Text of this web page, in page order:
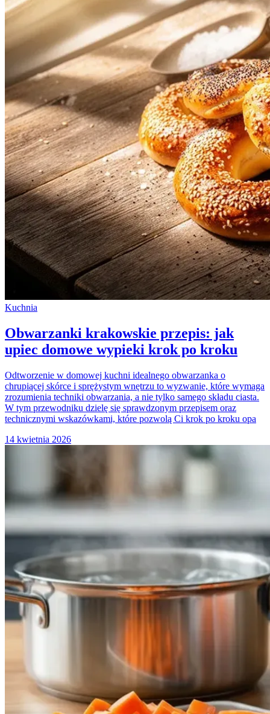
Kuchnia
Obwarzanki krakowskie przepis: jak
upiec domowe wypieki krok po kroku
Odtworzenie w domowej kuchni idealnego obwarzanka o
chrupiącej skórce i sprężystym wnętrzu to wyzwanie, które wymaga
zrozumienia techniki obwarzania, a nie tylko samego składu ciasta.
W tym przewodniku dzielę się sprawdzonym przepisem oraz
technicznymi wskazówkami, które pozwolą Ci krok po kroku opa
14 kwietnia 2026